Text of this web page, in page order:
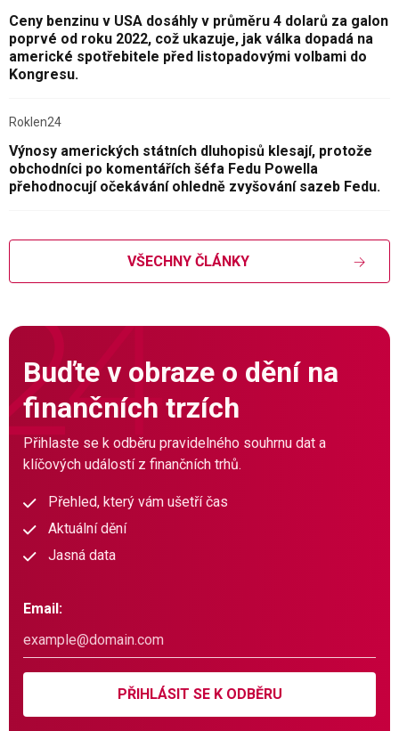
Ceny benzinu v USA dosáhly v průměru 4 dolarů za galon
poprvé od roku 2022, což ukazuje, jak válka dopadá na
americké spotřebitele před listopadovými volbami do
Kongresu.
Roklen24
Výnosy amerických státních dluhopisů klesají, protože
obchodníci po komentářích šéfa Fedu Powella
přehodnocují očekávání ohledně zvyšování sazeb Fedu.
VŠECHNY ČLÁNKY
Buďte v obraze o dění na
finančních trzích
Přihlaste se k odběru pravidelného souhrnu dat a
klíčových událostí z finančních trhů.
Přehled, který vám ušetří čas
Aktuální dění
Jasná data
Email:
PŘIHLÁSIT SE K ODBĚRU